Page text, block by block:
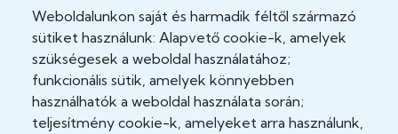
Hivatalos
Adatkezelési tájékoztató
Adatvédelmi tisztviselő
Akadálymentesítési nyilatkozat
Weboldalunkon saját és harmadik féltől származó
sütiket használunk: Alapvető cookie-k, amelyek
szükségesek a weboldal használatához;
funkcionális sütik, amelyek könnyebben
használhatók a weboldal használata során;
teljesítmény cookie-k, amelyeket arra használunk,